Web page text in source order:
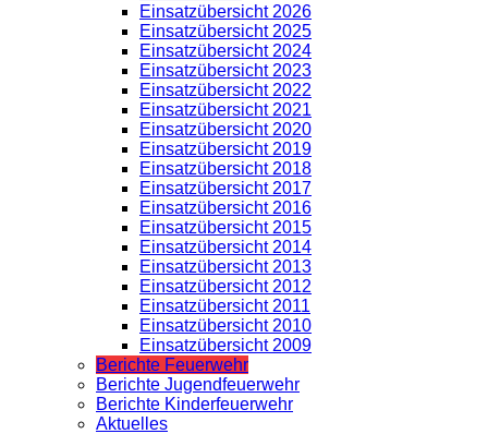
Einsatzübersicht 2026
Einsatzübersicht 2025
Einsatzübersicht 2024
Einsatzübersicht 2023
Einsatzübersicht 2022
Einsatzübersicht 2021
Einsatzübersicht 2020
Einsatzübersicht 2019
Einsatzübersicht 2018
Einsatzübersicht 2017
Einsatzübersicht 2016
Einsatzübersicht 2015
Einsatzübersicht 2014
Einsatzübersicht 2013
Einsatzübersicht 2012
Einsatzübersicht 2011
Einsatzübersicht 2010
Einsatzübersicht 2009
Berichte Feuerwehr
Berichte Jugendfeuerwehr
Berichte Kinderfeuerwehr
Aktuelles